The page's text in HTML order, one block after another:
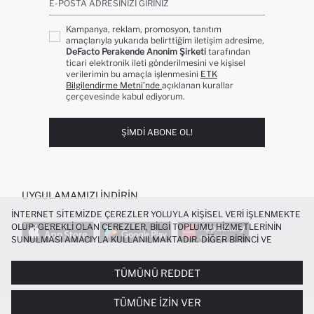
E-POSTA ADRESINIZI GIRINIZ
Kampanya, reklam, promosyon, tanıtım
amaçlarıyla yukarıda belirttiğim iletişim adresime,
DeFacto Perakende Anonim Şirketi tarafından
ticari elektronik ileti gönderilmesini ve kişisel
verilerimin bu amaçla işlenmesini ETK
Bilgilendirme Metni’nde açıklanan kurallar
çerçevesinde kabul ediyorum.
ŞIMDI ABONE OL!
UYGULAMAMIZI İNDIRIN
POPÜLER KATEGORILER
KADIN BEYAZ TIŞÖRT
İNTERNET SITEMIZDE ÇEREZLER YOLUYLA KIŞISEL VERI IŞLENMEKTE
OLUP; GEREKLI OLAN ÇEREZLER, BILGI TOPLUMU HIZMETLERININ
SUNULMASI AMACIYLA KULLANILMAKTADIR. DIĞER BIRINCI VE
DENEYIMI SUNULABILMESI, SITEMIZIN DAHA IŞLEVSEL KILINMASI VE
KIŞISELLEŞTIRMESI VE AÇIK RIZA VERMENIZ HALINDE, SIZLERE
YÖNELIK PAZARLAMA FAALIYETLERININ YAPILMASI AMAÇLARIYLA
SINIRLI OLARAK KULLANILACAKTIR. ÇEREZLERE DAIR TERCIHLERINIZI
TÜMÜNÜ REDDET
TÜMÜNE İZIN VER